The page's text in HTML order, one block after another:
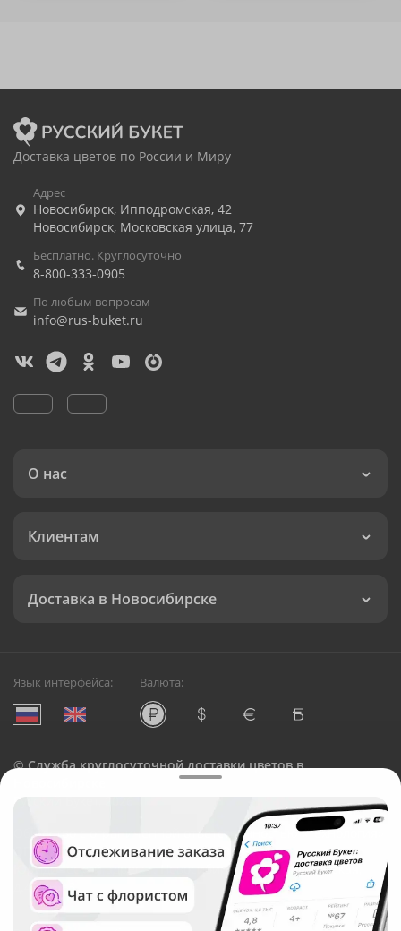
Доставка цветов по России и Миру
Адрес
Новосибирск, Ипподромская, 42
Новосибирск, Московская улица, 77
Бесплатно. Круглосуточно
8-800-333-0905
По любым вопросам
info@rus-buket.ru
О нас
Клиентам
Доставка в Новосибирске
Язык интерфейса: Валюта:
©Служба круглосуточной доставки цветов в
Русский Букет, 2026
Общество с ограниченной ответственностью «Технология»
ОГРН: 1195476081745, ИНН: 5410081997
Юридический адрес: г. Новосибирск, ул. Ипподромская,
д.42, оф. 3